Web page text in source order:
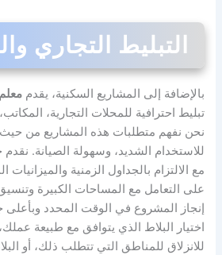
التبليط التجاري
بالإضافة إلى المشاريع السكنية، يقدم
تبليط احترافية للمحلات التجارية،
نحن نفهم متطلبات هذه المشاريع من حيث
للاستخدام الشديد، وسهولة الصيانة. نقدم
مع الالتزام بالجداول الزمنية والميزانيات
على التعامل مع المساحات الكبيرة
إنجاز المشروع في الوقت المحدد
اختيار البلاط الذي يتوافق مع طبيعة
للانزلاق للمناطق التي تتطلب ذلك، أو